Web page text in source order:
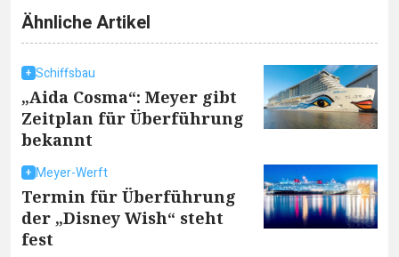
Ähnliche Artikel
Schiffsbau
„Aida Cosma“: Meyer gibt
Zeitplan für Überführung
bekannt
Meyer-Werft
Termin für Überführung
der „Disney Wish“ steht
fest